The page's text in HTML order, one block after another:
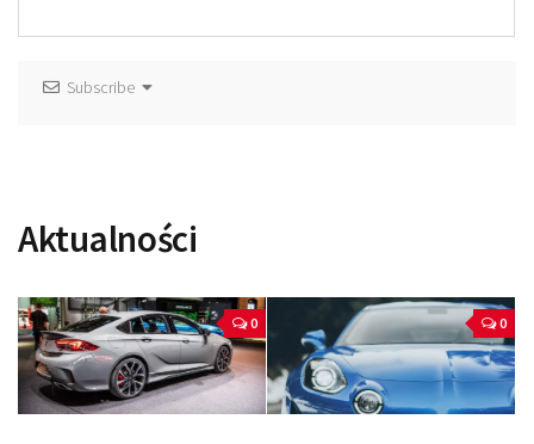
Subscribe
Aktualności
0 0